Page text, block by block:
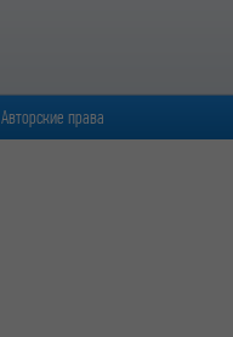
Авторские права